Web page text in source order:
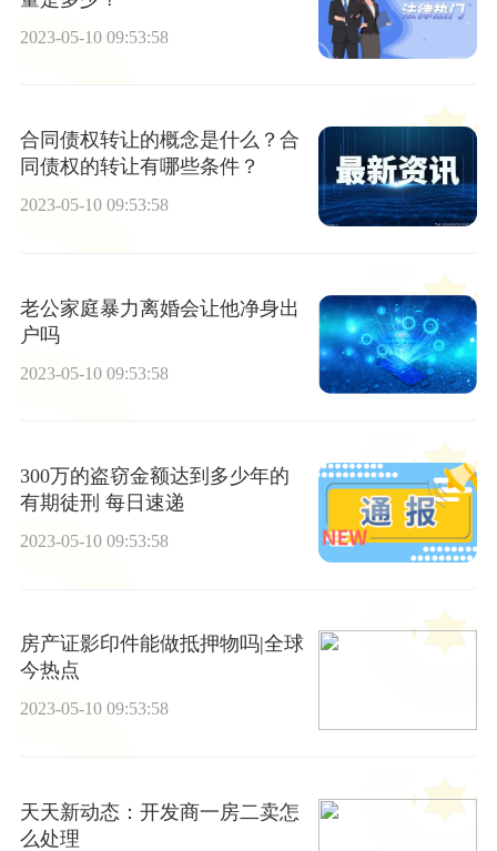
2023-05-10 09:53:58
合同债权转让的概念是什么？合
同债权的转让有哪些条件？
2023-05-10 09:53:58
老公家庭暴力离婚会让他净身出
户吗
2023-05-10 09:53:58
300万的盗窃金额达到多少年的
有期徒刑 每日速递
2023-05-10 09:53:58
房产证影印件能做抵押物吗|全球
今热点
2023-05-10 09:53:58
天天新动态：开发商一房二卖怎
么处理